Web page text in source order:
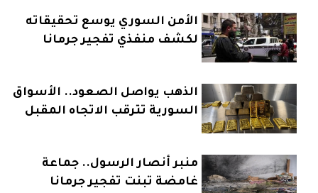
الأمن السوري يوسع تحقيقاته
لكشف منفذي تفجير جرمانا
الذهب يواصل الصعود.. الأسواق
السورية تترقب الاتجاه المقبل
منبر أنصار الرسول.. جماعة
غامضة تبنت تفجير جرمانا